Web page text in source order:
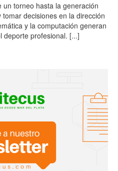
torneo hasta la generación
decisiones en la dirección
y la computación generan
deporte profesional. [...]